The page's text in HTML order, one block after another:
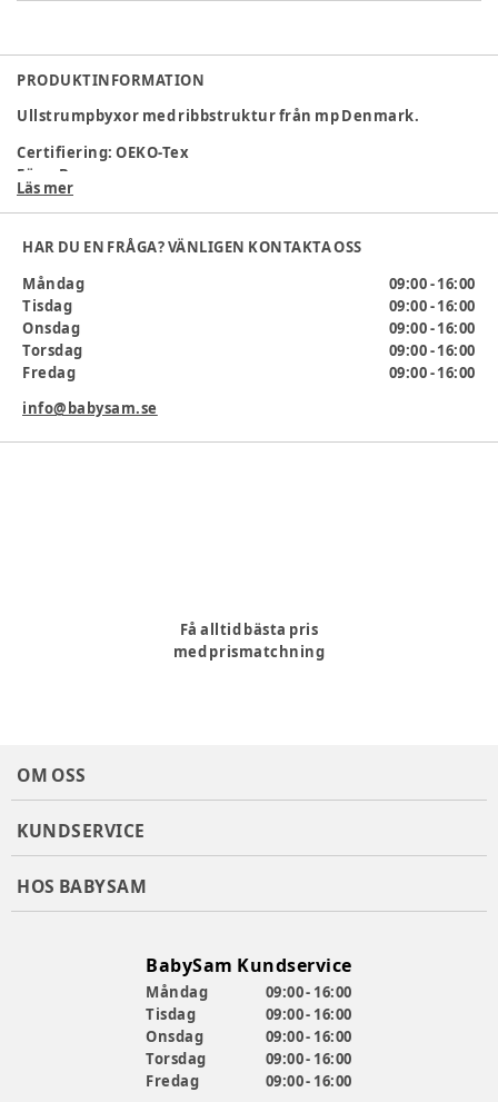
PRODUKTINFORMATION
Ullstrumpbyxor med ribbstruktur från mp Denmark.
Certifiering: OEKO-Tex
Färg
Brun
Färg:489
Klädstorlek:62 cm / 3 mån., 56 cm / 1 mån.
Kön: Unisex
Materialsammansättning
80% Superwash Ull, 17%
Polyamid, 3% Elastan
Producent
MP Denmark A/S, Bytoften 68, 7400 Herning,
Danmark, www.mpdenmark.dk, mail@mpdenmark.com
Produktionsland
Artikelnummer:272396
Läs mer
HAR DU EN FRÅGA? VÄNLIGEN KONTAKTA OSS
Måndag
09:00 - 16:00
Tisdag
09:00 - 16:00
Onsdag
09:00 - 16:00
Torsdag
09:00 - 16:00
Fredag
09:00 - 16:00
info@babysam.se
Få alltid bästa pris
med prismatchning
OM OSS
KUNDSERVICE
HOS BABYSAM
BabySam Kundservice
Måndag
09:00 - 16:00
Tisdag
09:00 - 16:00
Onsdag
09:00 - 16:00
Torsdag
09:00 - 16:00
Fredag
09:00 - 16:00